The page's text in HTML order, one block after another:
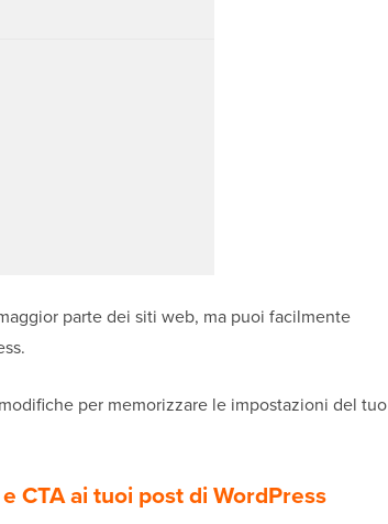
parte dei siti web, ma puoi facilmente
per memorizzare le impostazioni del tuo
CTA ai tuoi post di WordPress